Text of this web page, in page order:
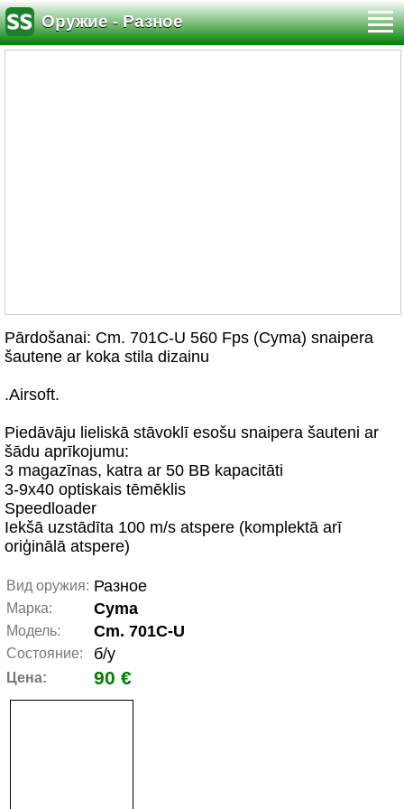
Оружие - Разное
Pārdošanai: Cm. 701C-U 560 Fps (Cyma) snaipera
šautene ar koka stila dizainu
.Airsoft.
Piedāvāju lieliskā stāvoklī esošu snaipera šauteni ar
šādu aprīkojumu:
3 magazīnas, katra ar 50 BB kapacitāti
3-9x40 optiskais tēmēklis
Speedloader
Iekšā uzstādīta 100 m/s atspere (komplektā arī
oriģinālā atspere)
Вид оружия: Разное
Марка: Cyma
Модель: Cm. 701C-U
Состояние: б/у
Цена: 90 €